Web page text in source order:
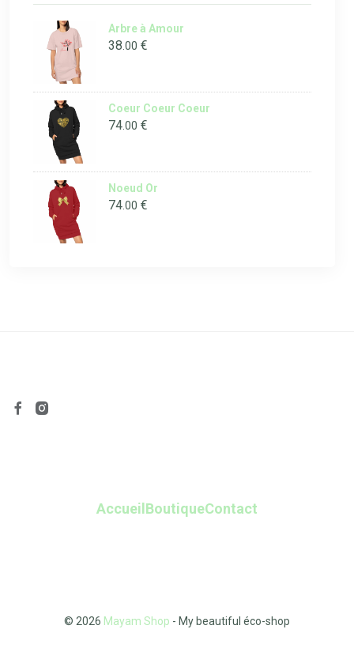
Arbre à Amour
38 .00 €
Coeur Coeur Coeur
74.00 €
Noeud Or
74.00 €
Accueil BoutiqueContact
© 2026 Mayam Shop - My beautiful éco-shop